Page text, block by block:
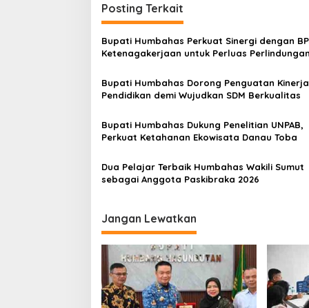
g
a
s
p
o
s
Posting Terkait
Bupati Humbahas Perkuat Sinergi dengan
Ketenagakerjaan untuk Perluas Perlindungan
Bupati Humbahas Dorong Penguatan
Pendidikan demi Wujudkan SDM Berkualitas
Bupati Humbahas Dukung Penelitian UNPAB,
Perkuat Ketahanan Ekowisata Danau Toba
Dua Pelajar Terbaik Humbahas Wakili Sumut
sebagai Anggota Paskibraka 2026
Jangan Lewatkan